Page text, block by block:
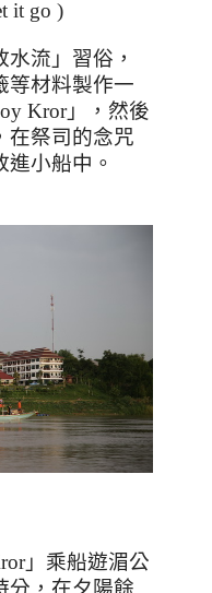
it go )
流」習俗，
等材料製作一
Kror」，然後
在祭司的念咒
小船中。
」乘船遊湄公
分，在夕陽餘